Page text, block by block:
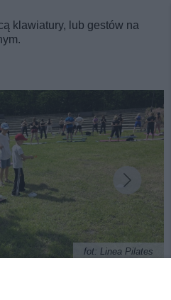
klawiatury, lub gestów na
fot: Linea Pilates